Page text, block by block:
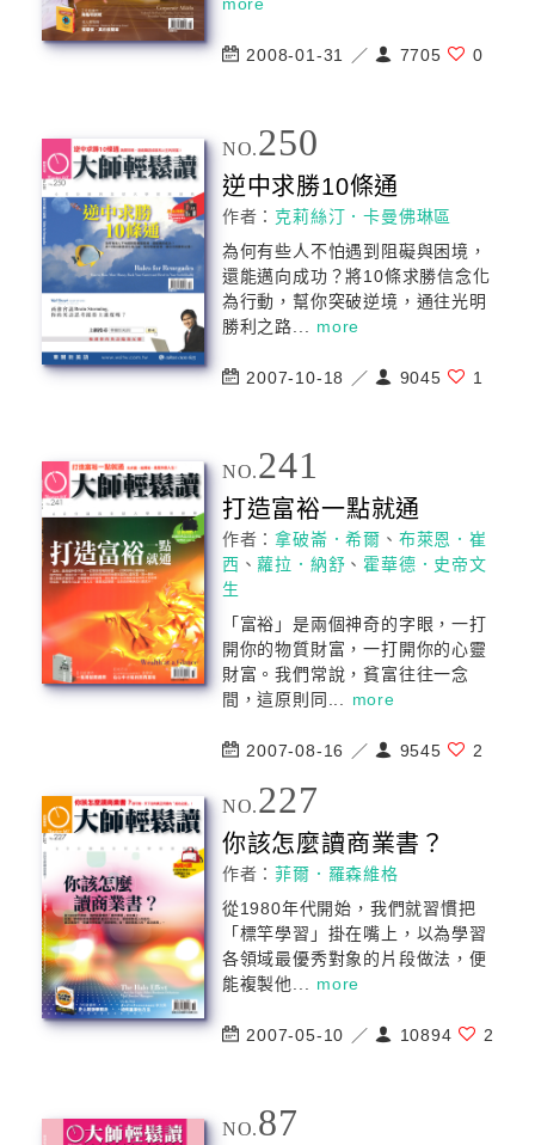
2008-01-31 ／ 7705 0
NO.250
逆中求勝10條通
作者： 克莉絲汀．卡曼佛琳區
為何有些人不怕遇到阻礙與困境，
還能邁向成功 ？將10條求勝信念化
為行動，幫你突破逆境，通往光明
勝利之路... more
2007-10-18 ／ 9045 1
NO.241
打造富裕一點就通
作者：拿破崙．希爾 、 布萊恩．崔
西 、蘿拉．納舒 、 霍華德．史帝文
生
「富裕」是兩個神奇的字眼，一打
開你的物質財富，一打開你的心靈
財富。我們常說，貧富往往一念
間，這原則同... more
2007-08-16 ／ 9545 2
NO.227
你該怎麼讀商業書？
作者：菲爾．羅森維格
從1980年代開始，我們就習慣把
「標竿學習」掛在嘴上，以為學習
各領域最優秀對象的片段做法，便
能複製他... more
2007-05-10 ／ 10894 2
NO.87